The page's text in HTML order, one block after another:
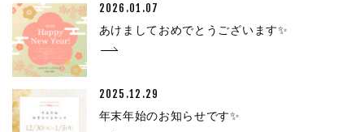
2026.01.07
あけましておめでとうございます✨
2025.12.29
年末年始のお知らせです✨